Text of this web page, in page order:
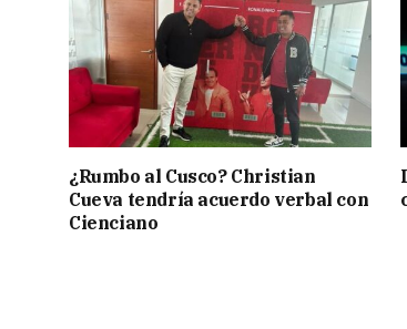
¿Rumbo al Cusco? Christian
Cueva tendría acuerdo verbal con
Cienciano